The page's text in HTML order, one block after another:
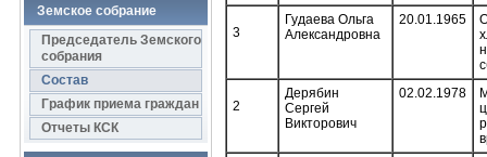
Земское собрание
Председатель Земского
собрания
Состав
График приема граждан
Отчеты КСК
3
Гудаева Ольга
Александровна
20.01.1965
2
Дерябин
Сергей
Викторович
02.02.1978